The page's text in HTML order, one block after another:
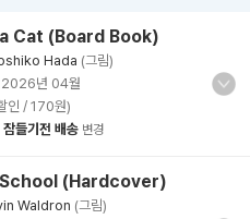
Cat (Board Book)
Hada (그림)
2026년 04월
인 / 170원)
잠들기전 배송 변경
(Hardcover)
Waldron (그림)